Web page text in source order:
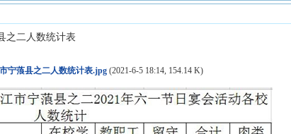
之二人数统计表
宁蒗县之二人数统计表.jpg(2021-6-5 18:14, 154.14 K)